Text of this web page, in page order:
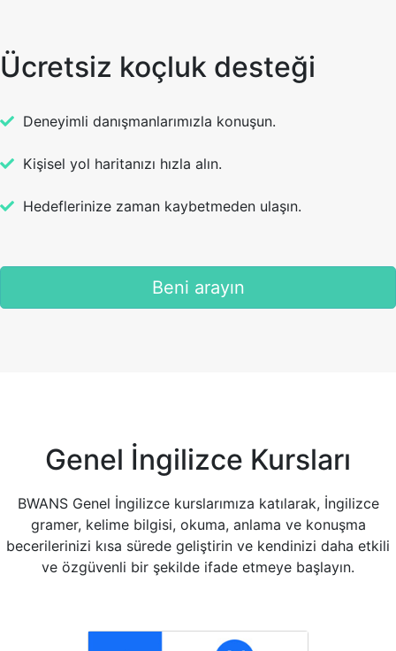
Ücretsiz koçluk desteği
Deneyimli danışmanlarımızla konuşun.
Kişisel yol haritanızı hızla alın.
Hedeflerinize zaman kaybetmeden ulaşın.
Beni arayın
Genel İngilizce Kursları
BWANS Genel İngilizce kurslarımıza katılarak, İngilizce
gramer, kelime bilgisi, okuma, anlama ve konuşma
becerilerinizi kısa sürede geliştirin ve kendinizi daha etkili
ve özgüvenli bir şekilde ifade etmeye başlayın.